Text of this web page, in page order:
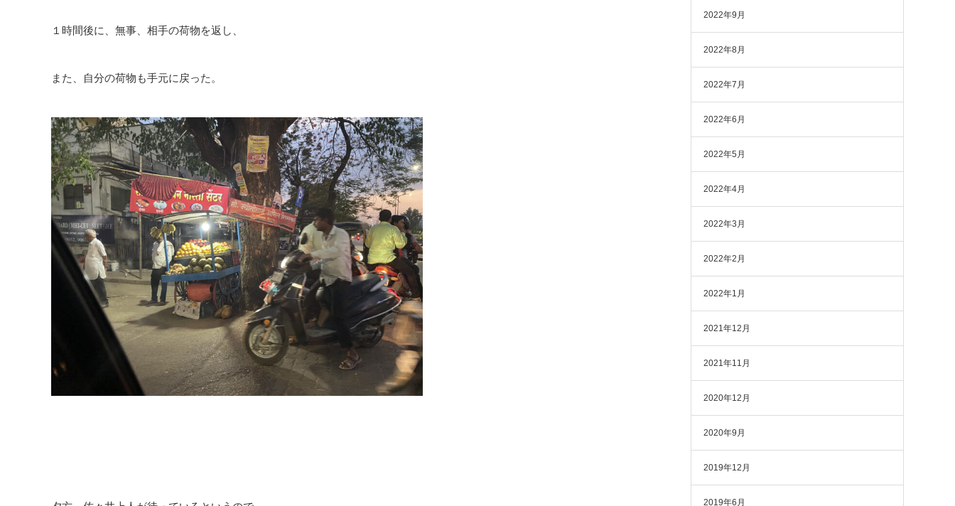
１時間後に、無事、相手の荷物を返し、
また、自分の荷物も手元に戻った。
2022年9月
2022年8月
2022年7月
2022年6月
2022年5月
2022年4月
2022年3月
2022年2月
2022年1月
2021年12月
2021年11月
2020年12月
2020年9月
2019年12月
2019年6月